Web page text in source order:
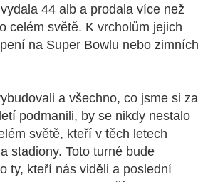
44 alb a prodala více než
celém světě. K vrcholům jejich
na Super Bowlu nebo zimních
a všechno, co jsme si za
podmanili, by se nikdy nestalo
světě, kteří v těch letech
stadiony. Toto turné bude
ty, kteří nás viděli a poslední